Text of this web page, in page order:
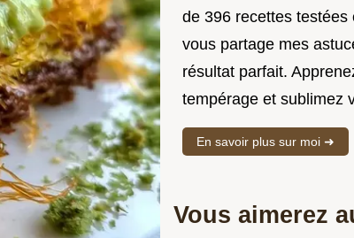
de 396 recettes testées
vous partage mes
résultat parfait.
tempérage et sublimez
En savoir plus sur moi ➜
Vous aimerez